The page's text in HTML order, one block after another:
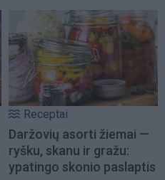
Receptai
Daržovių asorti žiemai —
ryšku, skanu ir gražu:
ypatingo skonio paslaptis